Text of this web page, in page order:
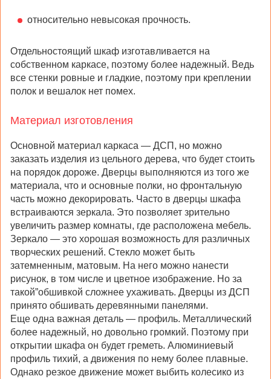
относительно невысокая прочность.
Отдельностоящий шкаф изготавливается на
собственном каркасе, поэтому более надежный. Ведь
все стенки ровные и гладкие, поэтому при креплении
полок и вешалок нет помех.
Материал изготовления
Основной материал каркаса — ДСП, но можно
заказать изделия из цельного дерева, что будет стоить
на порядок дороже. Дверцы выполняются из того же
материала, что и основные полки, но фронтальную
часть можно декорировать. Часто в дверцы шкафа
встраиваются зеркала. Это позволяет зрительно
увеличить размер комнаты, где расположена мебель.
Зеркало — это хорошая возможность для различных
творческих решений. Стекло может быть
затемненным, матовым. На него можно нанести
рисунок, в том числе и цветное изображение. Но за
такой”обшивкой сложнее ухаживать. Дверцы из ДСП
принято обшивать деревянными панелями.
Еще одна важная деталь — профиль. Металлический
более надежный, но довольно громкий. Поэтому при
открытии шкафа он будет греметь. Алюминиевый
профиль тихий, а движения по нему более плавные.
Однако резкое движение может выбить колесико из